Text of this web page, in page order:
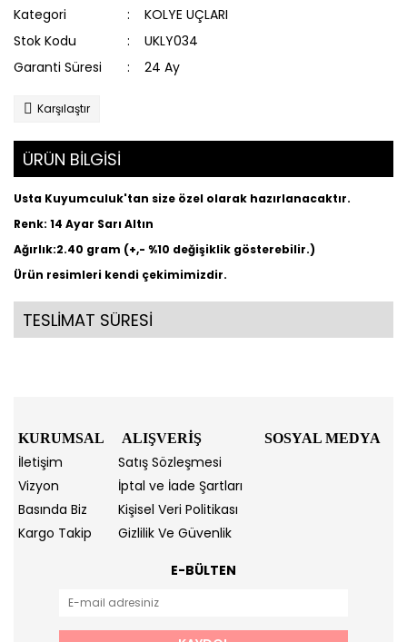
Kategori
KOLYE UÇLARI
Stok Kodu
UKLY034
Garanti Süresi
24 Ay
Karşılaştır
ÜRÜN BİLGİSİ
Usta Kuyumculuk'tan size özel olarak hazırlanacaktır.
Renk: 14 Ayar Sarı Altın
Ağırlık:2.40 gram (+,- %10 değişiklik gösterebilir.)
Ürün resimleri kendi çekimimizdir.
TESLİMAT SÜRESİ
KURUMSAL ALIŞVERİŞ SOSYAL MEDYA
İletişim
Satış Sözleşmesi
Vizyon
İptal ve İade Şartları
Basında Biz
Kişisel Veri Politikası
Kargo Takip
Gizlilik Ve Güvenlik
E-BÜLTEN